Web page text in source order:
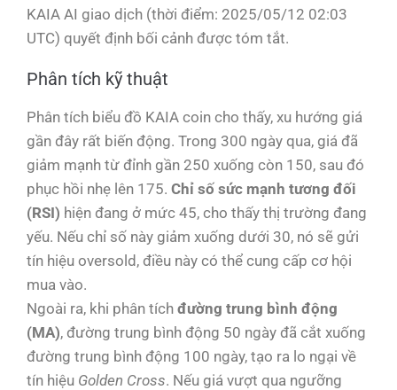
KAIA AI giao dịch (thời điểm: 2025/05/12 02:03
UTC) quyết định bối cảnh được tóm tắt.
Phân tích kỹ thuật
Phân tích biểu đồ KAIA coin cho thấy, xu hướng giá
gần đây rất biến động. Trong 300 ngày qua, giá đã
giảm mạnh từ đỉnh gần 250 xuống còn 150, sau đó
phục hồi nhẹ lên 175. Chỉ số sức mạnh tương đối
(RSI) hiện đang ở mức 45, cho thấy thị trường đang
yếu. Nếu chỉ số này giảm xuống dưới 30, nó sẽ gửi
tín hiệu oversold, điều này có thể cung cấp cơ hội
mua vào.
Ngoài ra, khi phân tích đường trung bình động
(MA), đường trung bình động 50 ngày đã cắt xuống
đường trung bình động 100 ngày, tạo ra lo ngại về
tín hiệu Golden Cross. Nếu giá vượt qua ngưỡng